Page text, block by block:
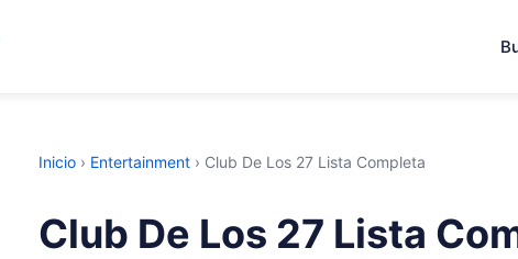
Inicio › Entertainment › Club De Los 27 Lista Completa
Club De Los 27 Lista